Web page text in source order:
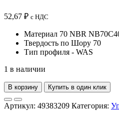
52,67 ₽ с НДС
Материал 70 NBR
Твердость по Шору 70
Тип профиля - WAS
1 в наличии
В корзину Купить в один клик
Артикул: 49383209 Категория: